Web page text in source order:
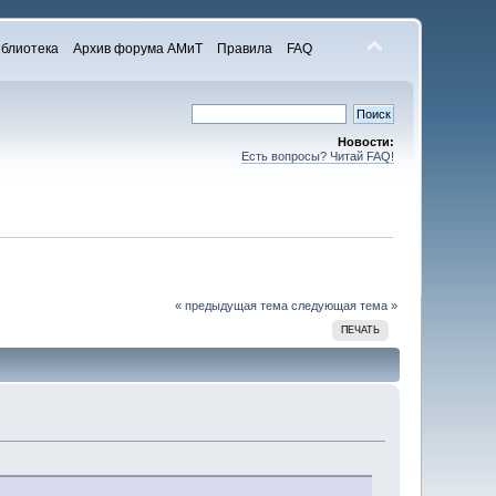
Архив форума АМиТ Правила FAQ
Новости:
Есть вопросы? Читай FAQ!
« предыдущая тема следующая тема »
ПЕЧАТЬ